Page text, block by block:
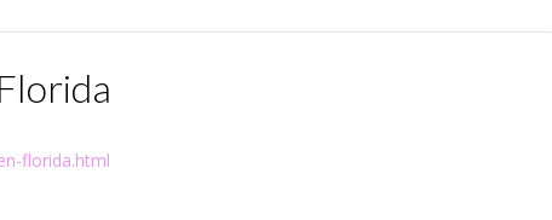
florida.html